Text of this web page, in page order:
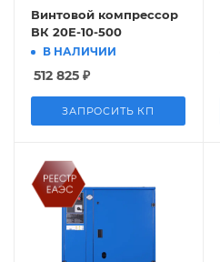
Винтовой компрессор
ВК 20Е-10-500
В НАЛИЧИИ
512 825 ₽
ЗАПРОСИТЬ КП